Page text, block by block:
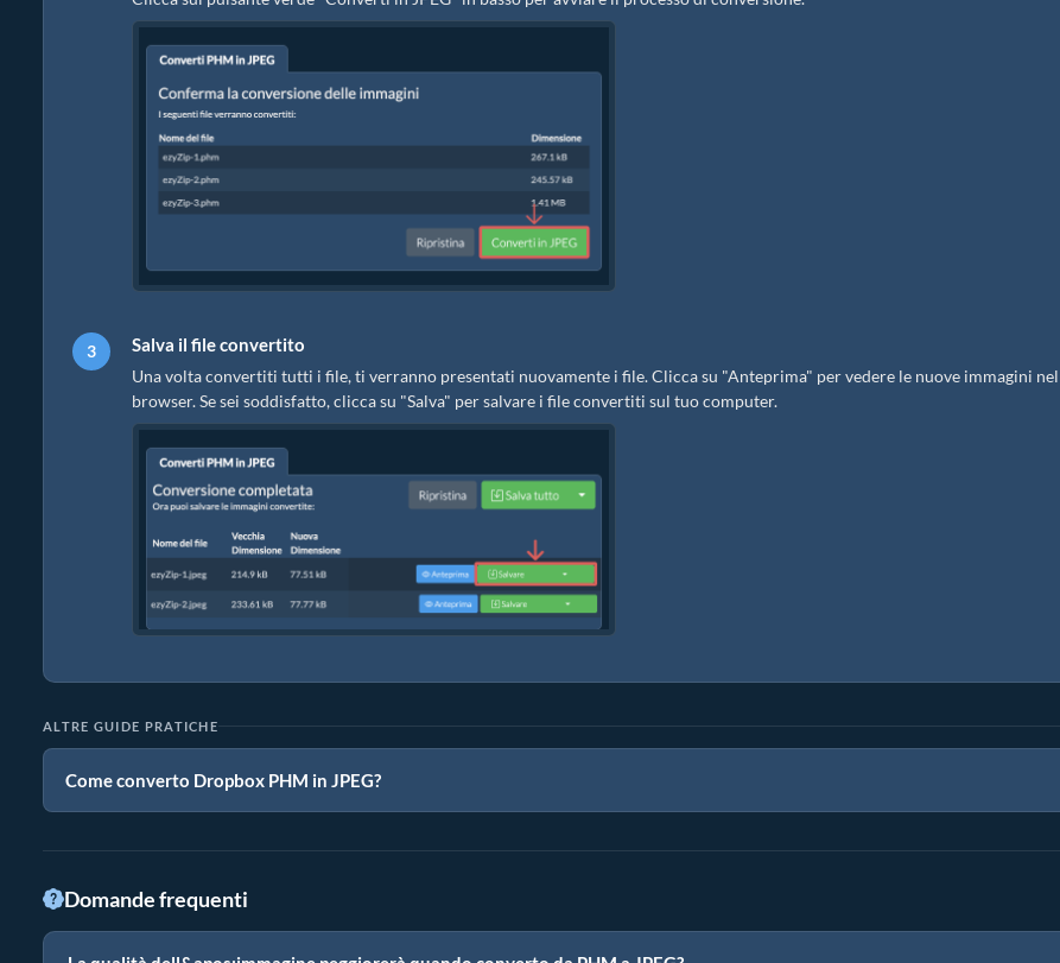
Salva il file convertito
Una volta convertiti tutti i file, ti verranno presentati nuovamente i file. Clicca su "Anteprima" per vedere le nuove immagini nel
browser. Se sei soddisfatto, clicca su "Salva" per salvare i file convertiti sul tuo computer.
ALTRE GUIDE PRATICHE
Come converto Dropbox PHM in JPEG?
Domande frequenti